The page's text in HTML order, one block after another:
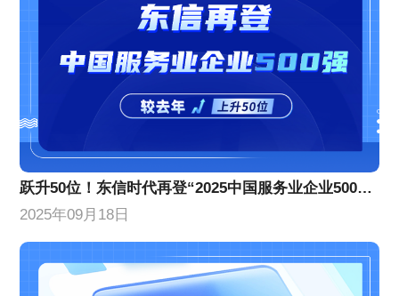
跃升50位！东信时代再登“2025中国服务业企业500强”榜单
2025年09月18日